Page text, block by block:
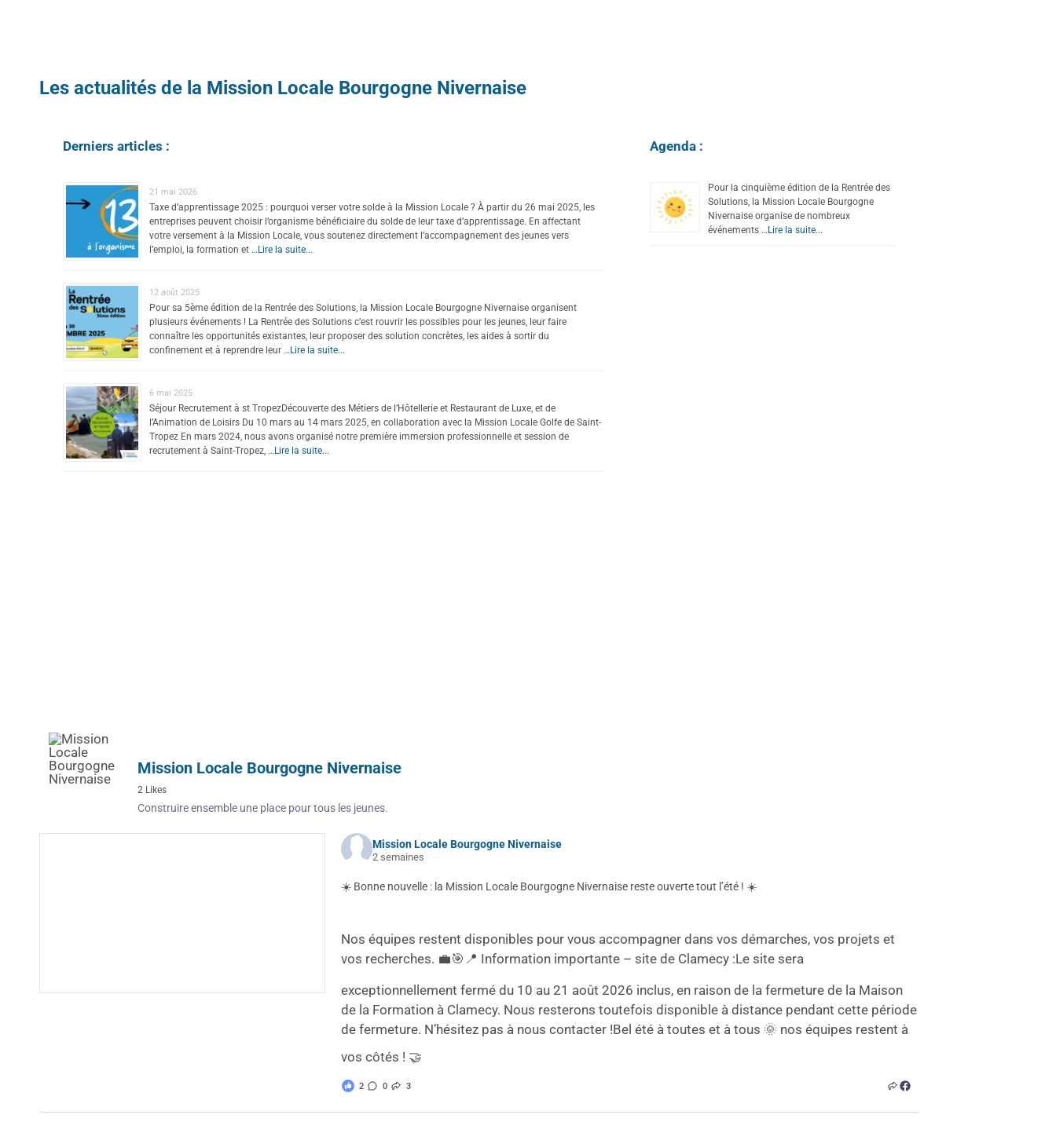
Les actualités de la Mission Locale Bourgogne Nivernaise
Derniers articles :
21 mai 2026
Taxe d’apprentissage 2025 : pourquoi verser votre solde à la Mission Locale ? À partir du 26 mai 2025, les
entreprises peuvent choisir l’organisme bénéficiaire du solde de leur taxe d’apprentissage. En affectant
votre versement à la Mission Locale, vous soutenez directement l’accompagnement des jeunes vers
l’emploi, la formation et …Lire la suite...
12 août 2025
Pour sa 5ème édition de la Rentrée des Solutions, la Mission Locale Bourgogne Nivernaise organisent
plusieurs événements ! La Rentrée des Solutions c’est rouvrir les possibles pour les jeunes, leur faire
connaître les opportunités existantes, leur proposer des solution concrètes, les aides à sortir du
confinement et à reprendre leur …Lire la suite...
6 mai 2025
Séjour Recrutement à st TropezDécouverte des Métiers de l’Hôtellerie et Restaurant de Luxe, et de
l’Animation de Loisirs Du 10 mars au 14 mars 2025, en collaboration avec la Mission Locale Golfe de Saint-
Tropez En mars 2024, nous avons organisé notre première immersion professionnelle et session de
recrutement à Saint-Tropez, …Lire la suite...
Agenda :
Pour la cinquième édition de la Rentrée des
Solutions, la Mission Locale Bourgogne
Nivernaise organise de nombreux
événements …Lire la suite...
Mission Locale Bourgogne Nivernaise
2 Likes
Construire ensemble une place pour tous les jeunes.
Mission Locale Bourgogne Nivernaise
2 semaines
☀️ Bonne nouvelle : la Mission Locale Bourgogne Nivernaise reste ouverte tout l’été ! ☀️
Nos équipes restent disponibles pour vous accompagner dans vos démarches, vos projets et
vos recherches. 💼🎯 📍 Information importante – site de Clamecy :Le site sera
exceptionnellement fermé du 10 au 21 août 2026 inclus, en raison de la fermeture de la Maison
de la Formation à Clamecy. Nous resterons toutefois disponible à distance pendant cette période
de fermeture. N’hésitez pas à nous contacter !Bel été à toutes et à tous 🌞 nos équipes restent à
vos côtés ! 🤝
2 0 3